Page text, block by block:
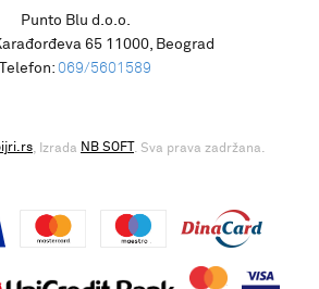
Punto Blu d.o.o.
65 11000, Beograd
Telefon: 069/5601589
, Izrada NB SOFT . Sva prava zadržana.